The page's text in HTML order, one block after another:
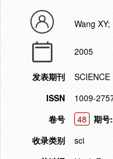
Wang
2005
发表期刊
ISSN
1009-
卷号
48 期号:
收录类别
sci